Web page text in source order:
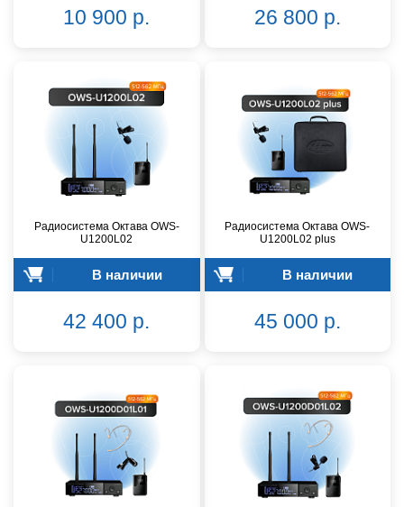
10 900 р. 26 800 р.
Радиосистема Октава OWS-
U1200L02
В наличии
42 400 р.
Радиосистема Октава OWS-
U1200L02 plus
В наличии
45 000 р.